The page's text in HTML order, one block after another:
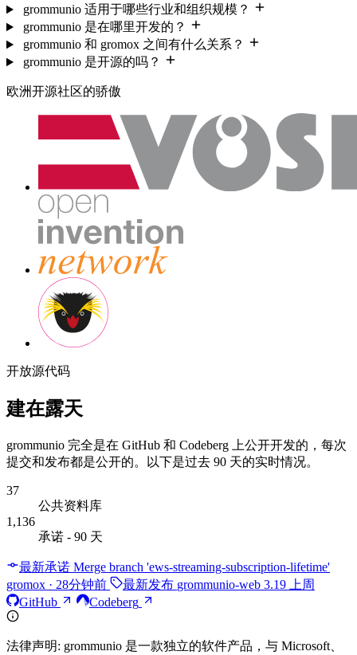
grommunio 适用于哪些行业和组织规模？
grommunio 是在哪里开发的？
grommunio 和 gromox 之间有什么关系？
grommunio 是开源的吗？
欧洲开源社区的骄傲
开放源代码
建在露天
grommunio 完全是在 GitHub 和 Codeberg 上公开开发的，每次
提交和发布都是公开的。以下是过去 90 天的实时情况。
37
公共资料库
1,136
承诺 - 90 天
最新承诺 Merge branch 'ews-streaming-subscription-lifetime'
gromox · 28分钟前
最新发布 grommunio-web 3.19
上周
GitHub
Codeberg
法律声明: grommunio 是一款独立的软件产品，与 Microsoft、